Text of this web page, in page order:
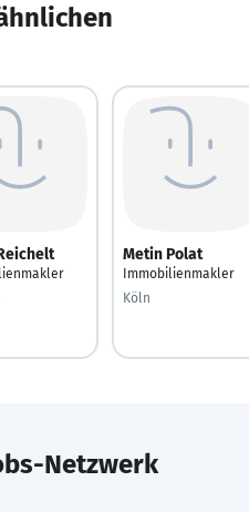
Metin Polat
Immobilienmakler
Köln
Netzwerk